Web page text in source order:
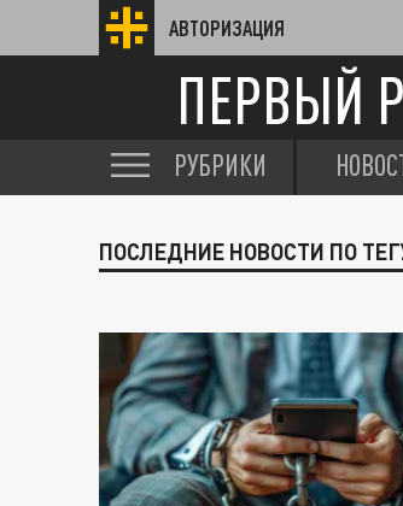
АВТОРИЗАЦИЯ
ПЕРВЫЙ
РУБРИКИ
ПОСЛЕДНИЕ НОВОСТИ ПО